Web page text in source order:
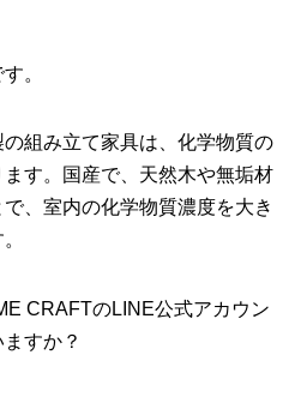
。
組み立て家具は、化学物質の
す。国産で、天然木や無垢材
、室内の化学物質濃度を大き
CRAFTのLINE公式アカウン
すか？